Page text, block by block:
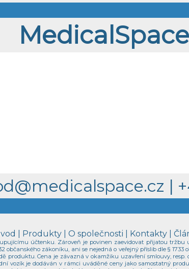
|
Produkty O společnosti Kontakty
účtenku. Zároveň je povinen zaevidovat přijatou
občanského zákoníku, ani se nejedná o veřejný příslib dle §
produktu. Cena je závazná v okamžiku uzavření smlouvy,
vozík je dodáván v rámci uváděné ceny jako samostatný